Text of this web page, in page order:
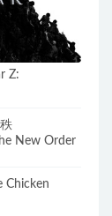
Z:
New Order
Chicken